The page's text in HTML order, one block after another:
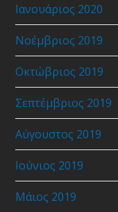
Ιανουάριος 2020
Νοέμβριος 2019
Οκτώβριος 2019
Σεπτέμβριος 2019
Αύγουστος 2019
Ιούνιος 2019
Μάιος 2019